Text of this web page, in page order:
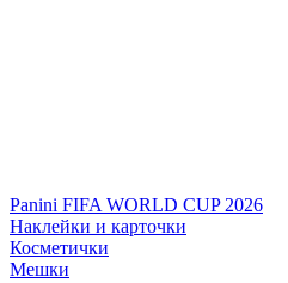
Panini FIFA WORLD CUP 2026
Наклейки и карточки
Косметички
Мешки